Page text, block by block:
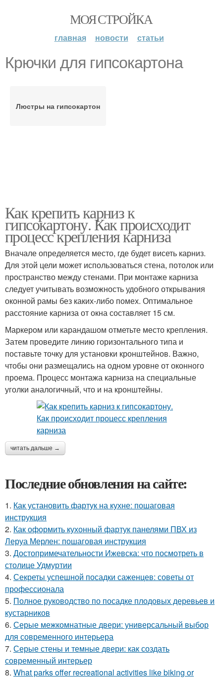
МОЯ СТРОЙКА
главная новости статьи
Крючки для гипсокартона
Люстры на гипсокартон
Как крепить карниз к
гипсокартону. Как происходит
процесс крепления карниза
Вначале определяется место, где будет висеть карниз.
Для этой цели может использоваться стена, потолок или
пространство между стенами. При монтаже карниза
следует учитывать возможность удобного открывания
оконной рамы без каких-либо помех. Оптимальное
расстояние карниза от окна составляет 15 см.
Маркером или карандашом отметьте место крепления.
Затем проведите линию горизонтального типа и
поставьте точку для установки кронштейнов. Важно,
чтобы они размещались на одном уровне от оконного
проема. Процесс монтажа карниза на специальные
уголки аналогичный, что и на кронштейны.
читать дальше →
Последние обновления на сайте:
1. Как установить фартук на кухне: пошаговая
инструкция
2. Как оформить кухонный фартук панелями ПВХ из
Леруа Мерлен: пошаговая инструкция
3. Достопримечательности Ижевска: что посмотреть в
столице Удмуртии
4. Секреты успешной посадки саженцев: советы от
профессионала
5. Полное руководство по посадке плодовых деревьев и
кустарников
6. Серые межкомнатные двери: универсальный выбор
для современного интерьера
7. Серые стены и темные двери: как создать
современный интерьер
8. What parks offer recreational activities like biking or